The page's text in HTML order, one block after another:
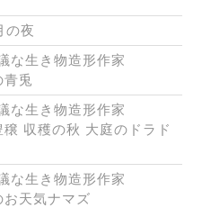
の夜
な生き物造形作家
兎
な生き物造形作家
収穫の秋 大庭のドラド
な生き物造形作家
天気ナマズ